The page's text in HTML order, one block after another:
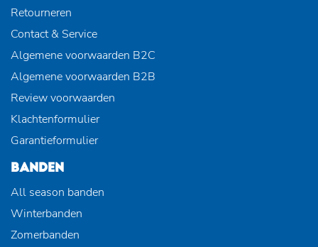
Retourneren
Contact & Service
Algemene voorwaarden B2C
Algemene voorwaarden B2B
Review voorwaarden
Klachtenformulier
Garantieformulier
BANDEN
All season banden
Winterbanden
Zomerbanden